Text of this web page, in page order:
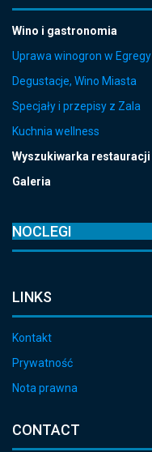
Wino i gastronomia
Uprawa winogron w Egregy
Degustacje, Wino Miasta
Specjały i przepisy z Zala
Kuchnia wellness
Wyszukiwarka restauracji
Galeria
NOCLEGI
LINKS
Kontakt
Prywatność
Nota prawna
CONTACT